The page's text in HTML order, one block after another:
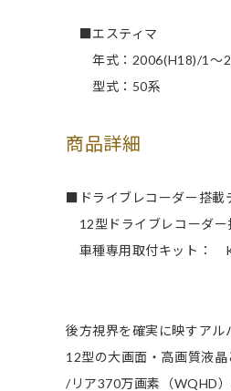
■エスティマ
年式：2006(H18)/1～
型式：50系
商品詳細
■ドライブレコーダー搭載
12型ドライブレコーダ
車種専用取付キット：
後方視界を確実に映すアル
12型の大画面・高画質液晶
/リア370万画素（WQHD）